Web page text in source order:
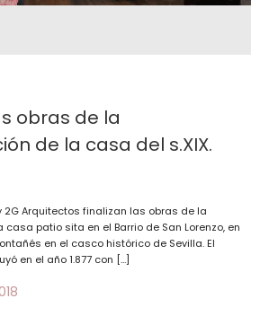
obras de la
de la casa del s.XIX.
2G Arquitectos finalizan las obras de la
casa patio sita en el Barrio de San Lorenzo, en
en el casco histórico de Sevilla. El
en el año 1.877 con […]